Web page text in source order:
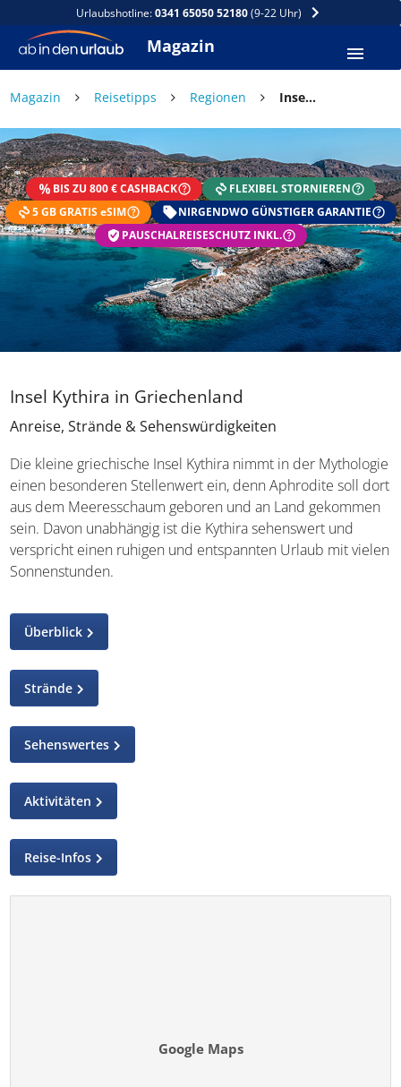
Urlaubshotline:0341 65050 52180(9-22 Uhr)
Magazin
Magazin Reisetipps Regionen Insel Kythira in Griechenland
BIS ZU 800 € CASHBACK
FLEXIBEL STORNIEREN
5 GB GRATIS eSIM
NIRGENDWO GÜNSTIGER GARANTIE
PAUSCHALREISESCHUTZ INKL.
Insel Kythira in Griechenland
Anreise, Strände & Sehenswürdigkeiten
Die kleine griechische Insel Kythira nimmt in der Mythologie
einen besonderen Stellenwert ein, denn Aphrodite soll dort
aus dem Meeresschaum geboren und an Land gekommen
sein. Davon unabhängig ist die Kythira sehenswert und
verspricht einen ruhigen und entspannten Urlaub mit vielen
Sonnenstunden.
Überblick
Strände
Sehenswertes
Aktivitäten
Reise-Infos
Google Maps